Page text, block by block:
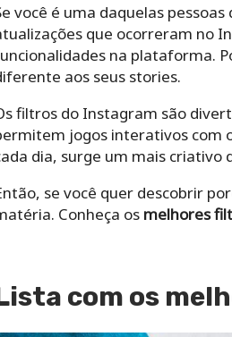
você é uma daquelas
que ocorreram no
na plataforma.
aos seus stories.
filtros do Instagram são
jogos interativos com
dia, surge um mais criativo
se você quer descobrir
Conheça os melhores
com os